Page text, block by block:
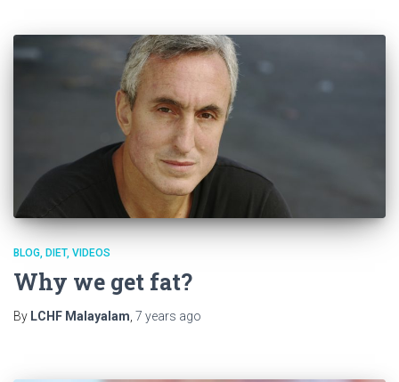
BLOG DIET VIDEOS
Why we get fat?
By LCHF Malayalam 7 years ago